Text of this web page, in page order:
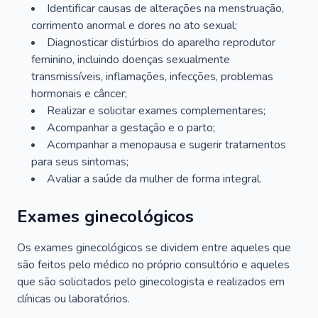
Identificar causas de alterações na menstruação,
corrimento anormal e dores no ato sexual;
Diagnosticar distúrbios do aparelho reprodutor
feminino, incluindo doenças sexualmente
transmissíveis, inflamações, infecções, problemas
hormonais e câncer;
Realizar e solicitar exames complementares;
Acompanhar a gestação e o parto;
Acompanhar a menopausa e sugerir tratamentos
para seus sintomas;
Avaliar a saúde da mulher de forma integral.
Exames ginecológicos
Os exames ginecológicos se dividem entre aqueles que
são feitos pelo médico no próprio consultório e aqueles
que são solicitados pelo ginecologista e realizados em
clínicas ou laboratórios.